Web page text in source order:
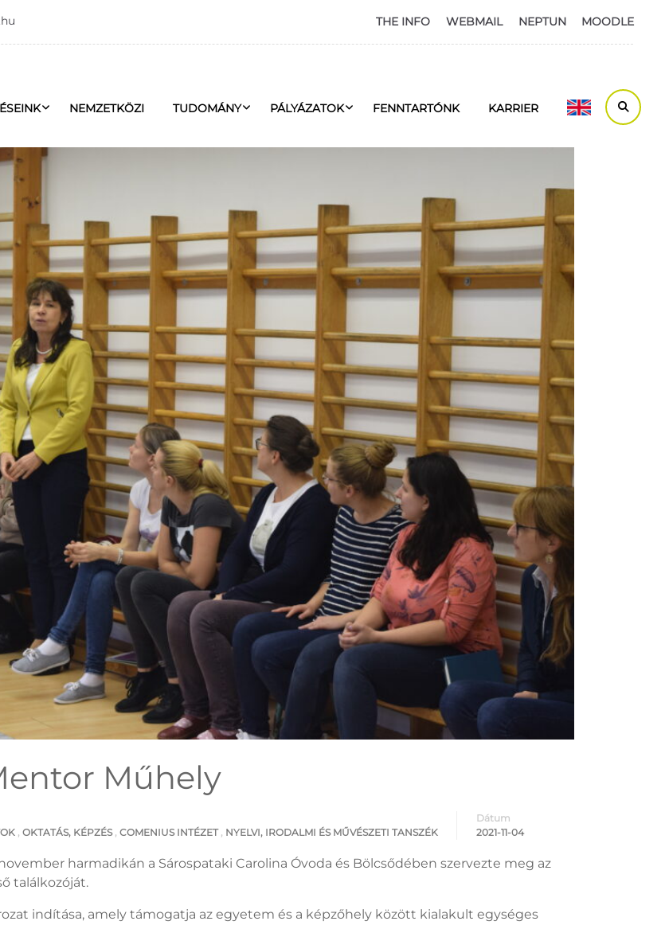
THE INFO WEBMAIL NEPTUN MOODLE
NEMZETKÖZI TUDOMÁNY PÁLYÁZATOK FENNTARTÓNK KARRIER
Műhely
, OKTATÁS, KÉPZÉS, COMENIUS INTÉZET, NYELVI, IRODALMI ÉS MŰVÉSZETI TANSZÉK
Dátum
2021-11-04
harmadikán a Sárospataki Carolina Óvoda és Bölcsődében szervezte meg az
találkozóját.
indítása, amely támogatja az egyetem és a képzőhely között kialakult egységes